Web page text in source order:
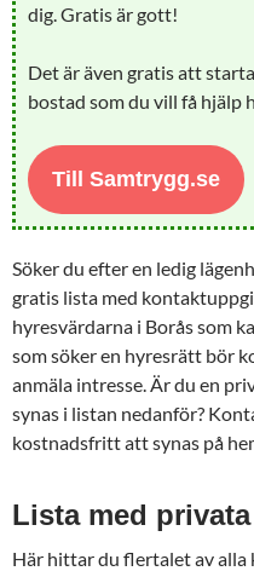
dig. Gratis är gott!
Det är även gratis att
bostad som du vill få hjälp
Till Samtrygg.se
Söker du efter en ledig
gratis lista med
hyresvärdarna i Borås som
som söker en hyresrätt bör
anmäla intresse. Är du en
synas i listan nedanför?
kostnadsfritt att synas på
Lista med
Här hittar du flertalet av alla